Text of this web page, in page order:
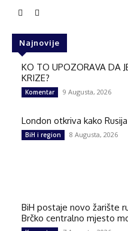
Najnovije
KO TO UPOZORAVA DA
KRIZE?
Komentar 9 Augusta, 2026
London otkriva kako
BiH i region 8 Augusta, 2026
BiH postaje novo žarište
Brčko centralno mjesto